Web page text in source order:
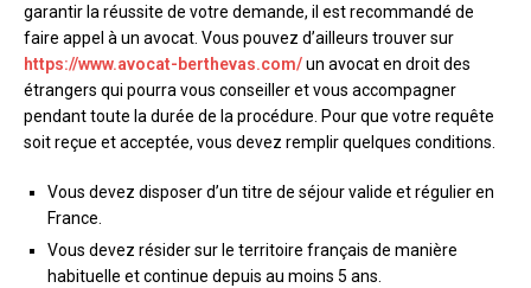
garantir la réussite de votre demande, il est recommandé de
faire appel à un avocat. Vous pouvez d’ailleurs trouver sur
https://www.avocat-berthevas.com/un avocat en droit des
étrangers qui pourra vous conseiller et vous accompagner
pendant toute la durée de la procédure. Pour que votre requête
soit reçue et acceptée, vous devez remplir quelques conditions.
Vous devez disposer d’un titre de séjour valide et régulier en
France.
Vous devez résider sur le territoire français de manière
habituelle et continue depuis au moins 5 ans.